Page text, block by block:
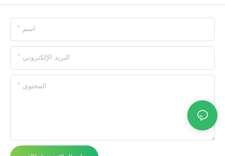
اسم
البريد الإلكتروني
المحتوى